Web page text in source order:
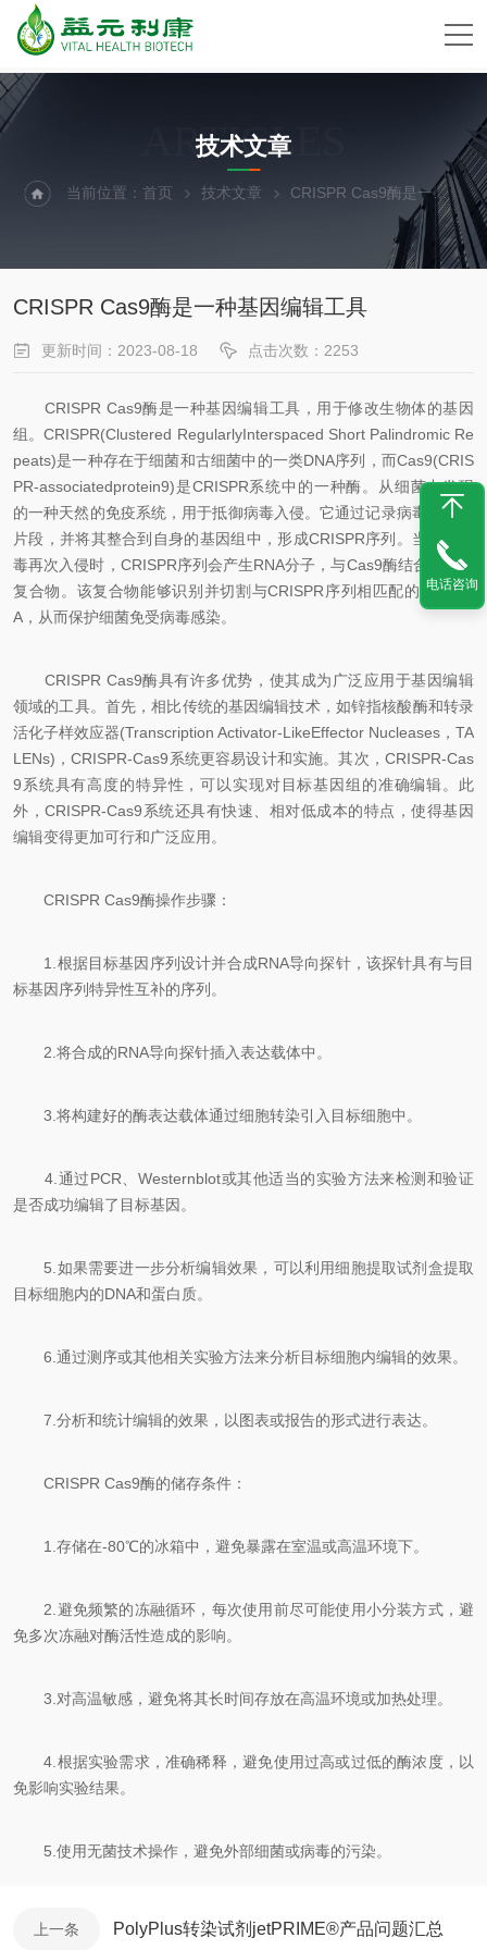
ARTICLES
技术文章
当前位置：首页 技术文章 CRISPR Cas9酶是一种基因编辑工具
CRISPR Cas9酶是一种基因编辑工具
更新时间：2023-08-18 点击次数：2253
CRISPR Cas9酶是一种基因编辑工具，用于修改生物体的基因
组。CRISPR(Clustered RegularlyInterspaced Short Palindromic Re
peats)是一种存在于细菌和古细菌中的一类DNA序列，而Cas9(CRIS
PR-associatedprotein9)是CRISPR系统中的一种酶。从细菌中发现
的一种天然的免疫系统，用于抵御病毒入侵。它通过记录病毒的DNA
片段，并将其整合到自身的基因组中，形成CRISPR序列。当同一病
毒再次入侵时，CRISPR序列会产生RNA分子，与Cas9酶结合，形成
复合物。该复合物能够识别并切割与CRISPR序列相匹配的病毒DN
A，从而保护细菌免受病毒感染。
CRISPR Cas9酶具有许多优势，使其成为广泛应用于基因编辑
领域的工具。首先，相比传统的基因编辑技术，如锌指核酸酶和转录
活化子样效应器(Transcription Activator-LikeEffector Nucleases，TA
LENs)，CRISPR-Cas9系统更容易设计和实施。其次，CRISPR-Cas
9系统具有高度的特异性，可以实现对目标基因组的准确编辑。此
外，CRISPR-Cas9系统还具有快速、相对低成本的特点，使得基因
编辑变得更加可行和广泛应用。
CRISPR Cas9酶操作步骤：
1.根据目标基因序列设计并合成RNA导向探针，该探针具有与目
标基因序列特异性互补的序列。
2.将合成的RNA导向探针插入表达载体中。
3.将构建好的酶表达载体通过细胞转染引入目标细胞中。
4.通过PCR、Westernblot或其他适当的实验方法来检测和验证
是否成功编辑了目标基因。
5.如果需要进一步分析编辑效果，可以利用细胞提取试剂盒提取
目标细胞内的DNA和蛋白质。
6.通过测序或其他相关实验方法来分析目标细胞内编辑的效果。
7.分析和统计编辑的效果，以图表或报告的形式进行表达。
CRISPR Cas9酶的储存条件：
1.存储在-80℃的冰箱中，避免暴露在室温或高温环境下。
2.避免频繁的冻融循环，每次使用前尽可能使用小分装方式，避
免多次冻融对酶活性造成的影响。
3.对高温敏感，避免将其长时间存放在高温环境或加热处理。
4.根据实验需求，准确稀释，避免使用过高或过低的酶浓度，以
免影响实验结果。
5.使用无菌技术操作，避免外部细菌或病毒的污染。
上一条 PolyPlus转染试剂jetPRIME®产品问题汇总
电话咨询